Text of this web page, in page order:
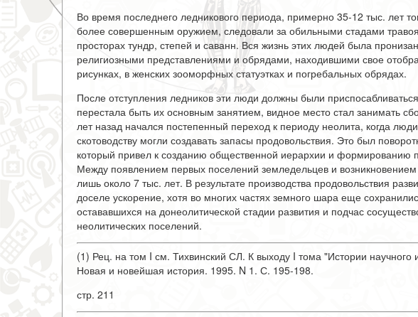
Во время последнего ледникового периода, примерно 35-12 тыс. лет
более совершенным оружием, следовали за обильными стадами
просторах тундр, степей и саванн. Вся жизнь этих людей была
религиозными представлениями и обрядами, находившими свое
рисунках, в женских зооморфных статуэтках и погребальных обрядах.
После отступления ледников эти люди должны были
перестала быть их основным занятием, видное место стал занимать
лет назад начался постепенный переход к периоду неолита, когда
скотоводству могли создавать запасы продовольствия. Это был
который привел к созданию общественной иерархии и формированию
Между появлением первых поселений земледельцев и
лишь около 7 тыс. лет. В результате производства продовольствия
доселе ускорение, хотя во многих частях земного шара еще
остававшихся на донеолитической стадии развития и подчас
неолитических поселений.
(1) Рец. на том I см. Тихвинский СЛ. К выходу I тома "Истории научного
Новая и новейшая история. 1995. N 1. С. 195-198.
стр. 211